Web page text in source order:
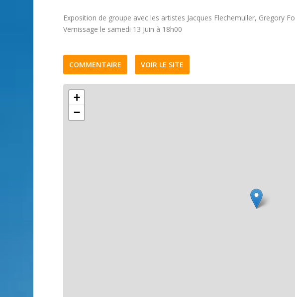
Exposition de groupe avec les artistes Jacques Flechemuller, Gregory
Vernissage le samedi 13 Juin à 18h00
COMMENTAIRE VOIR LE SITE
+
−